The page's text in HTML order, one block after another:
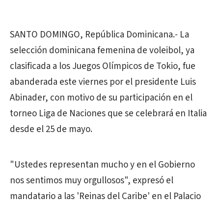
SANTO DOMINGO, República Dominicana.- La
selección dominicana femenina de voleibol, ya
clasificada a los Juegos Olímpicos de Tokio, fue
abanderada este viernes por el presidente Luis
Abinader, con motivo de su participación en el
torneo Liga de Naciones que se celebrará en Italia
desde el 25 de mayo.
"Ustedes representan mucho y en el Gobierno
nos sentimos muy orgullosos", expresó el
mandatario a las 'Reinas del Caribe' en el Palacio